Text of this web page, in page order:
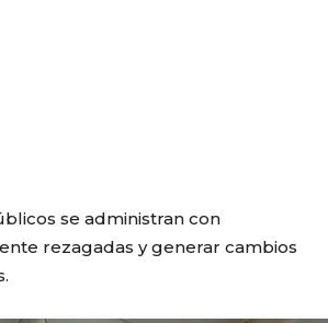
se administran con
rezagadas y generar cambios